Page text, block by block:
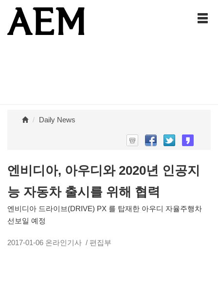
Daily News
엔비디아, 아우디와 2020년 인공지
능 자동차 출시를 위해 협력
엔비디아 드라이브(DRIVE) PX 를 탑재한 아우디 자율주행차
선보일 예정
2017-01-06 온라인기사 / 편집부